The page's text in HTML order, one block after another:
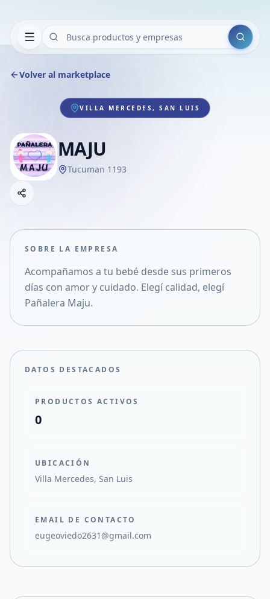
Buscar
Volver al marketplace
VILLA MERCEDES, SAN LUIS
MAJU
Tucuman 1193
Compartir empresa
Compartir en X
SOBRE LA EMPRESA
Acompañamos a tu bebé desde sus primeros
días con amor y cuidado. Elegí calidad, elegí
Pañalera Maju.
DATOS DESTACADOS
PRODUCTOS ACTIVOS
0
UBICACIÓN
Villa Mercedes, San Luis
EMAIL DE CONTACTO
eugeoviedo2631@gmail.com